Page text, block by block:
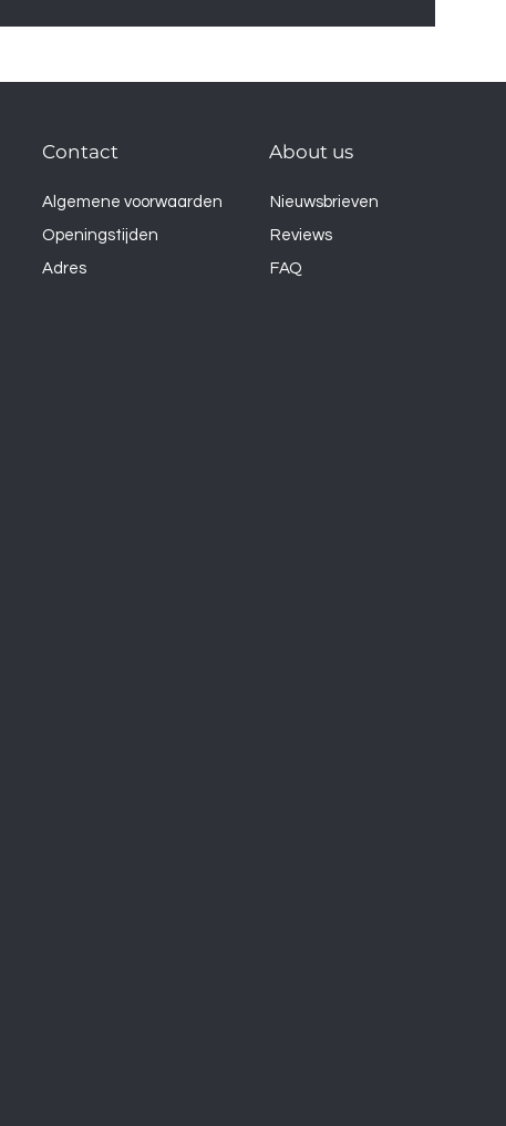
About us
Nieuwsbrieven
Reviews
FAQ
Contact
Algemene voorwaarden
Openingstijden
Adres